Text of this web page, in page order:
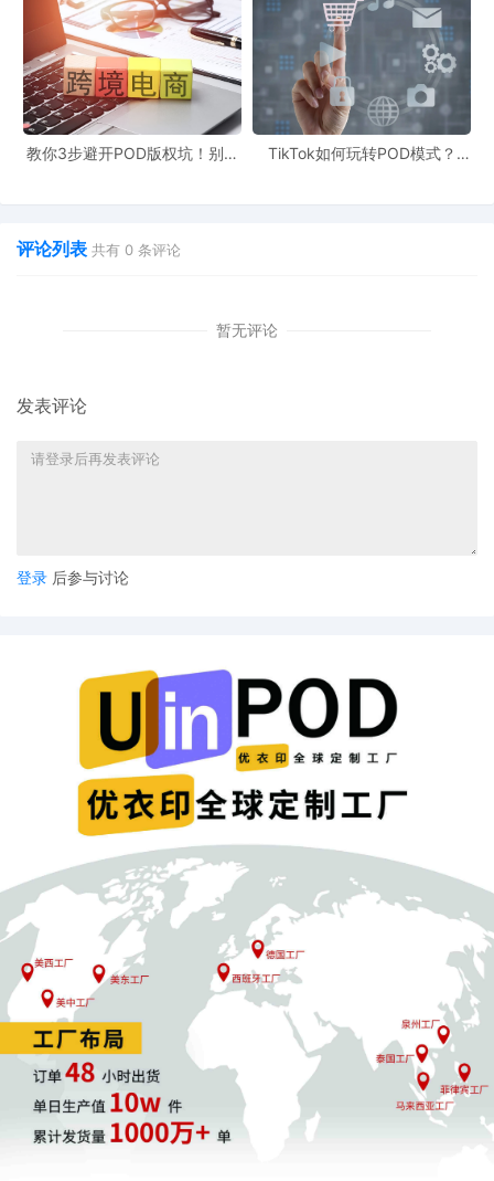
部分卖家一门心思扑在增加产品listings的数量上，觉得只要数量够
多，总能有销量。
可实际，不在产品质量和营销上多下功夫，就算listings再多，也白
搭。
与其搞一百个没人看的 listing，不如用心做好十个：标题加对关键
五、忽略客户服务和履约，差评能毁掉一整年努力
可有些卖家就是不重视，客户有问题找不到人解决，收到的产品质
再挽回可就难了。
六、无视财务问题，算不清账生意难以长久
七、对产品不了解，影响客户体验
连自己卖的产品都一知半解，写出来的产品描述自然就不准确，客
户收到货后发现和描述不符，体验感下降。这样一来，客户流失是
八、不了解市场，白费力气
在做产品之前，不做好市场调研，不清楚客户真正需要什么，就盲
目地去生产销售，结果往往是投入了大量的时间和精力，却没什么
回报。
有个卖家跟风做“露营主题”卫衣，结果没搞清楚现在流行轻量化露
营，设计全是重型装备图案，最后压了一堆货……
做POD不是闭门造车，先去看看同类爆款卖啥、客户评论里在吐槽
教你3步避开POD版权坑！别让
TikTok如何玩转POD模式？
评论列表 共有 0 条评论
暂无评论
发表评论
登录 后参与讨论